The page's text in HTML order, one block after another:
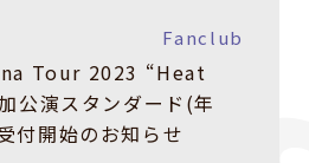
Fanclub
Tour 2023 “Heat
公演スタンダード(年
付開始のお知らせ